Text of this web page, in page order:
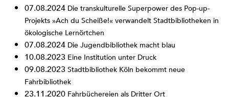
07.08.2024 Die transkulturelle Superpower des Pop-up-
Projekts »Ach du Scheiße!« verwandelt Stadtbibliotheken in
ökologische Lernörtchen
07.08.2024 Die Jugendbibliothek macht blau
10.08.2023 Eine Institution unter Druck
09.08.2023Stadtbibliothek Köln bekommt neue
Fahrbibliothek
23.11.2020 Fahrbüchereien als Dritter Ort